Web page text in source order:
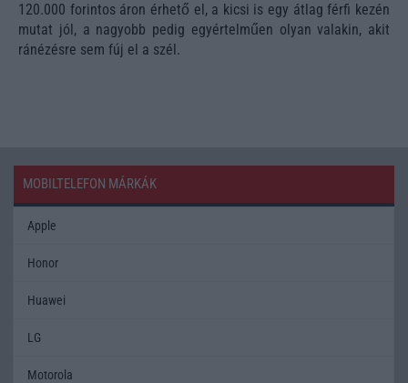
120.000 forintos áron érhető el, a kicsi is egy átlag férfi kezén
mutat jól, a nagyobb pedig egyértelműen olyan valakin, akit
ránézésre sem fúj el a szél.
MOBILTELEFON MÁRKÁK
Apple
Honor
Huawei
LG
Motorola